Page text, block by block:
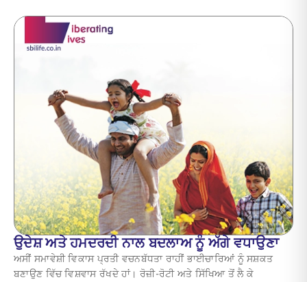
ਉਦੇਸ਼ ਅਤੇ ਹਮਦਰਦੀ ਨਾਲ ਬਦਲਾਅ ਨੂੰ ਅੱਗੇ ਵਧਾਉਣਾ
ਅਸੀਂ ਸਮਾਵੇਸ਼ੀ ਵਿਕਾਸ ਪ੍ਰਤੀ ਵਚਨਬੱਧਤਾ ਰਾਹੀਂ ਭਾਈਚਾਰਿਆਂ ਨੂੰ ਸਸ਼ਕਤ
ਬਣਾਉਣ ਵਿੱਚ ਵਿਸ਼ਵਾਸ ਰੱਖਦੇ ਹਾਂ। ਰੋਜ਼ੀ-ਰੋਟੀ ਅਤੇ ਸਿੱਖਿਆ ਤੋਂ ਲੈ ਕੇ